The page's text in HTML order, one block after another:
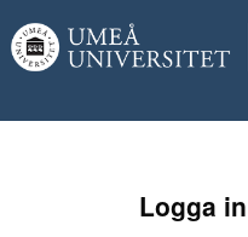
Logga